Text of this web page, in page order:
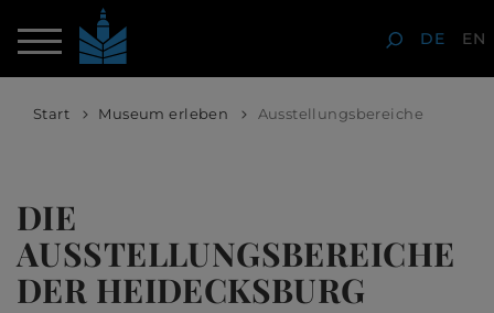
DE EN
Start Museum erleben Ausstellungsbereiche
DIE
AUSSTELLUNGSBEREICHE
DER HEIDECKSBURG